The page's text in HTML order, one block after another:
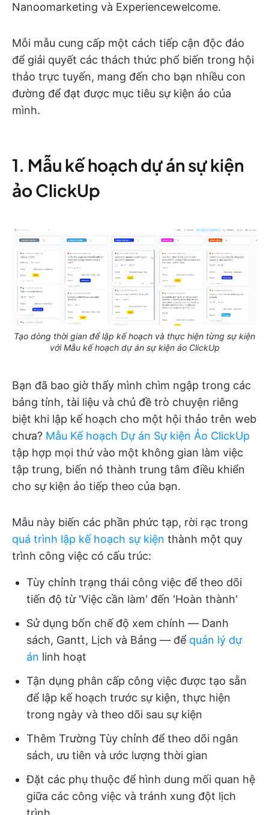
Nanoomarketing và Experiencewelcome.
Mỗi mẫu cung cấp một cách tiếp cận độc đáo
để giải quyết các thách thức phổ biến trong hội
thảo trực tuyến, mang đến cho bạn nhiều con
đường để đạt được mục tiêu sự kiện ảo của
mình.
1. Mẫu kế hoạch dự án sự kiện
ảo ClickUp
Tạo dòng thời gian để lập kế hoạch và thực hiện từng sự kiện
với Mẫu kế hoạch dự án sự kiện ảo ClickUp
Bạn đã bao giờ thấy mình chìm ngập trong các
bảng tính, tài liệu và chủ đề trò chuyện riêng
biệt khi lập kế hoạch cho một hội thảo trên web
chưa? Mẫu Kế hoạch Dự án Sự kiện Ảo ClickUp
tập hợp mọi thứ vào một không gian làm việc
tập trung, biến nó thành trung tâm điều khiển
cho sự kiện ảo tiếp theo của bạn.
Mẫu này biến các phần phức tạp, rời rạc trong
quá trình lập kế hoạch sự kiện thành một quy
trình công việc có cấu trúc:
Tùy chỉnh trạng thái công việc để theo dõi
tiến độ từ 'Việc cần làm' đến 'Hoàn thành'
Sử dụng bốn chế độ xem chính — Danh
sách, Gantt, Lịch và Bảng — để quản lý dự
án linh hoạt
Tận dụng phân cấp công việc được tạo sẵn
để lập kế hoạch trước sự kiện, thực hiện
trong ngày và theo dõi sau sự kiện
Thêm Trường Tùy chỉnh để theo dõi ngân
sách, ưu tiên và ước lượng thời gian
Đặt các phụ thuộc để hình dung mối quan hệ
giữa các công việc và tránh xung đột lịch